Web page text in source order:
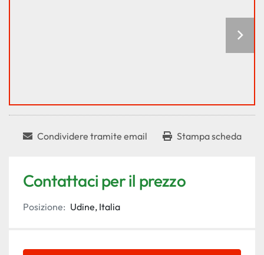
Condividere tramite email Stampa scheda
Contattaci per il prezzo
Posizione: Udine, Italia